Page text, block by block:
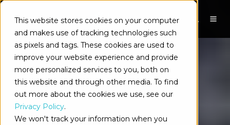
This website stores cookies on your computer
and makes use of tracking technologies such
as pixels and tags. These cookies are used to
improve your website experience and provide
more personalized services to you, both on
this website and through other media. To find
out more about the cookies we use, see our
Privacy Policy.
We won't track your information when you
ES